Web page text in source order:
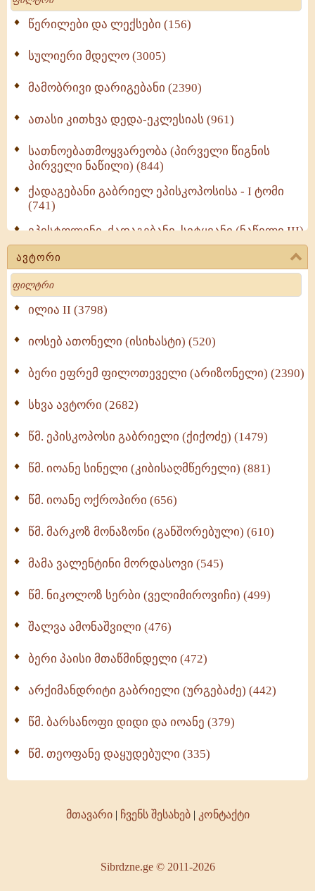
წერილები და ლექსები (156)
სულიერი მდელო (3005)
მამობრივი დარიგებანი (2390)
ათასი კითხვა დედა-ეკლესიას (961)
სათნოებათმოყვარეობა (პირველი წიგნის
პირველი ნაწილი) (844)
ქადაგებანი გაბრიელ ეპისკოპოსისა - I ტომი
(741)
ეპისტოლენი, ქადაგებანი, სიტყვანი (ნაწილი III)
(723)
მოძღვრის ძალზე სასარგებლო რჩევები
მრევლისათვის (545)
Wisdomge (514)
ქადაგებანი გაბრიელ ეპისკოპოსისა - II ტომი
სულიერი ცხოვრების სახელმძღვანელო -
ნაწილი II (369)
ავტორი
Search
ილია II (3798)
იოსებ ათონელი (ისიხასტი) (520)
ბერი ეფრემ ფილოთეველი (არიზონელი) (2390)
სხვა ავტორი (2682)
წმ. ეპისკოპოსი გაბრიელი (ქიქოძე) (1479)
წმ. იოანე სინელი (კიბისაღმწერელი) (881)
წმ. იოანე ოქროპირი (656)
წმ. მარკოზ მონაზონი (განშორებული) (610)
მამა ვალენტინი მორდასოვი (545)
წმ. ნიკოლოზ სერბი (ველიმიროვიჩი) (499)
შალვა ამონაშვილი (476)
ბერი პაისი მთაწმინდელი (472)
არქიმანდრიტი გაბრიელი (ურგებაძე) (442)
წმ. ბარსანოფი დიდი და იოანე (379)
წმ. თეოფანე დაყუდებული (335)
მთავარი| ჩვენს შესახებ| კონტაქტი
Sibrdzne.ge © 2011-2026